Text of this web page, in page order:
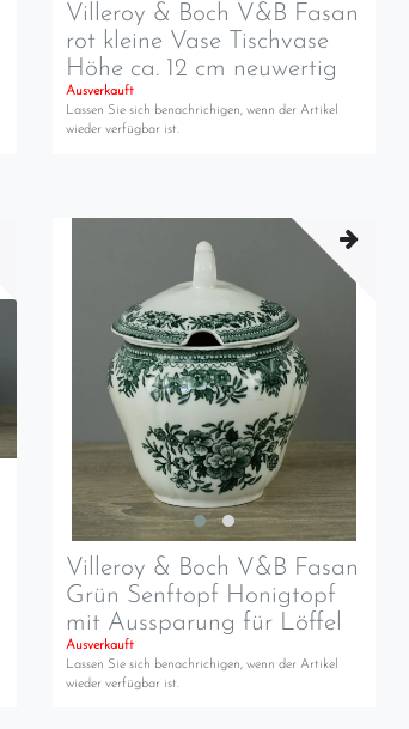
Villeroy & Boch V&B Fasan
rot kleine Vase Tischvase
Höhe ca. 12 cm neuwertig
Ausverkauft
Lassen Sie sich benachrichigen, wenn der Artikel
wieder verfügbar ist.
Villeroy & Boch V&B Fasan
Grün Senftopf Honigtopf
mit Aussparung für Löffel
Ausverkauft
Lassen Sie sich benachrichigen, wenn der Artikel
wieder verfügbar ist.